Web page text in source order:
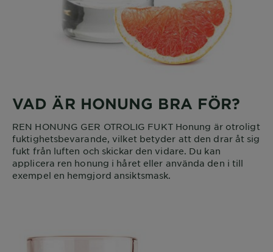
VAD ÄR HONUNG BRA FÖR?
REN HONUNG GER OTROLIG FUKT Honung är otroligt
fuktighetsbevarande, vilket betyder att den drar åt sig
fukt från luften och skickar den vidare. Du kan
applicera ren honung i håret eller använda den i till
exempel en hemgjord ansiktsmask.